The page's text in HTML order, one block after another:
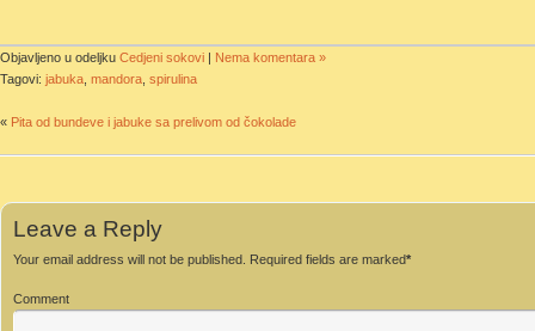
Objavljeno u odeljku Cedjeni sokovi | Nema komentara »
Tagovi: jabuka mandora spirulina
« Pita od bundeve i jabuke sa prelivom od čokolade
Leave a Reply
Your email address will not be published. Required fields are marked*
Comment